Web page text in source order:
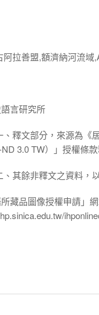
拉善盟,額濟納河流域
言研究所
、釋文部分，來源為《
3.0 TW）」授權條
其餘非釋文之資料，
藏品圖像授權申請」